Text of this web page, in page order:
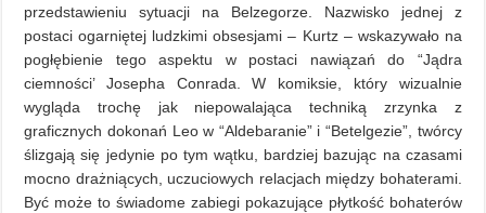
przedstawieniu sytuacji na Belzegorze. Nazwisko jednej z
postaci ogarniętej ludzkimi obsesjami – Kurtz – wskazywało na
pogłębienie tego aspektu w postaci nawiązań do “Jądra
ciemności’ Josepha Conrada. W komiksie, który wizualnie
wygląda trochę jak niepowalająca techniką zrzynka z
graficznych dokonań Leo w “Aldebaranie” i “Betelgezie”, twórcy
ślizgają się jedynie po tym wątku, bardziej bazując na czasami
mocno drażniących, uczuciowych relacjach między bohaterami.
Być może to świadome zabiegi pokazujące płytkość bohaterów